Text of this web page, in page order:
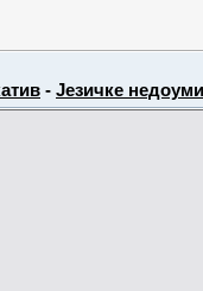
- Језичке